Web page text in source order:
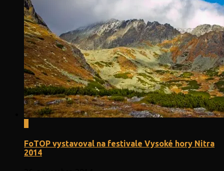
FoTOP vystavoval na festivale Vysoké hory Nitra
2014